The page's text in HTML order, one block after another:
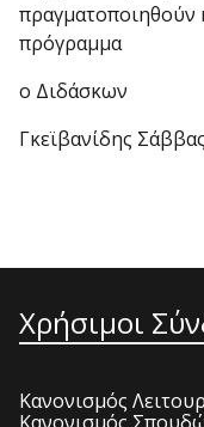
πραγματοποιηθούν
πρόγραμμα
ο Διδάσκων
Γκεϊβανίδης Σάββας
Χρήσιμοι
Κανονισμός